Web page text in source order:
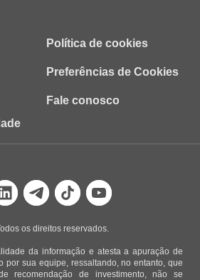
Política de cookies
Preferências de Cookies
Fale conosco
os direitos reservados.
da informação e atesta a apuração de
por sua equipe, ressaltando, no entanto, que
recomendação de investimento, não se